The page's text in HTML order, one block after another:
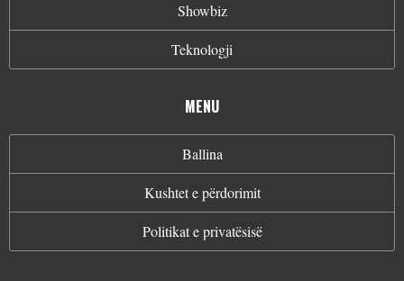
Showbiz
Teknologji
MENU
Ballina
Kushtet e përdorimit
Politikat e privatësisë